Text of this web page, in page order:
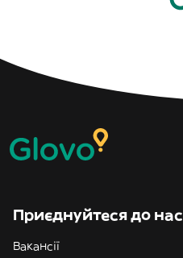
Приєднуйтеся до нас
Вакансії